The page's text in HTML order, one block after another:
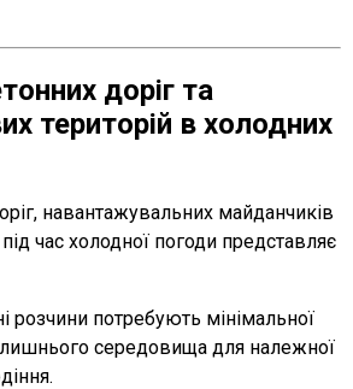
доріг та
територій в холодних
навантажувальних майданчиків
час холодної погоди представляє
розчини потребують мінімальної
середовища для належної